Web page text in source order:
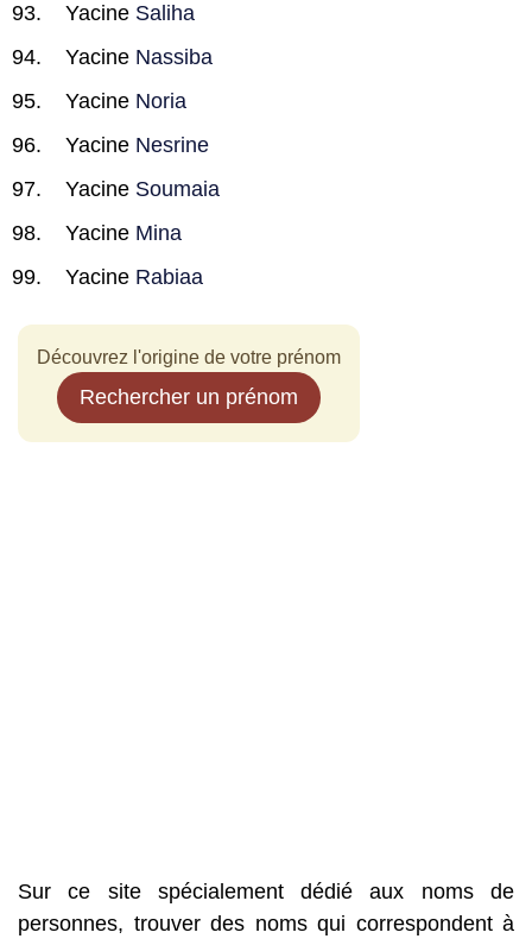
Yacine Saliha
Yacine Nassiba
Yacine Noria
Yacine Nesrine
Yacine Soumaia
Yacine Mina
Yacine Rabiaa
Découvrez l'origine de votre prénom
Rechercher un prénom
Sur ce site spécialement dédié aux noms de
personnes, trouver des noms qui correspondent à